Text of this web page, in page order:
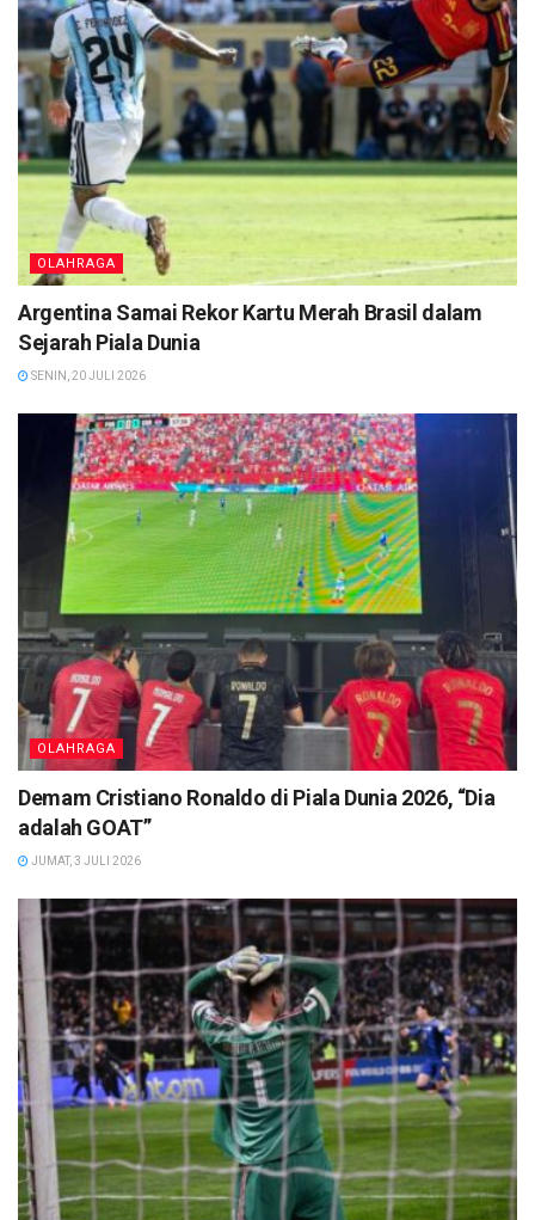
OLAHRAGA
Argentina Samai Rekor Kartu Merah Brasil dalam
Sejarah Piala Dunia
SENIN, 20 JULI 2026
OLAHRAGA
Demam Cristiano Ronaldo di Piala Dunia 2026, “Dia
adalah GOAT”
JUMAT, 3 JULI 2026